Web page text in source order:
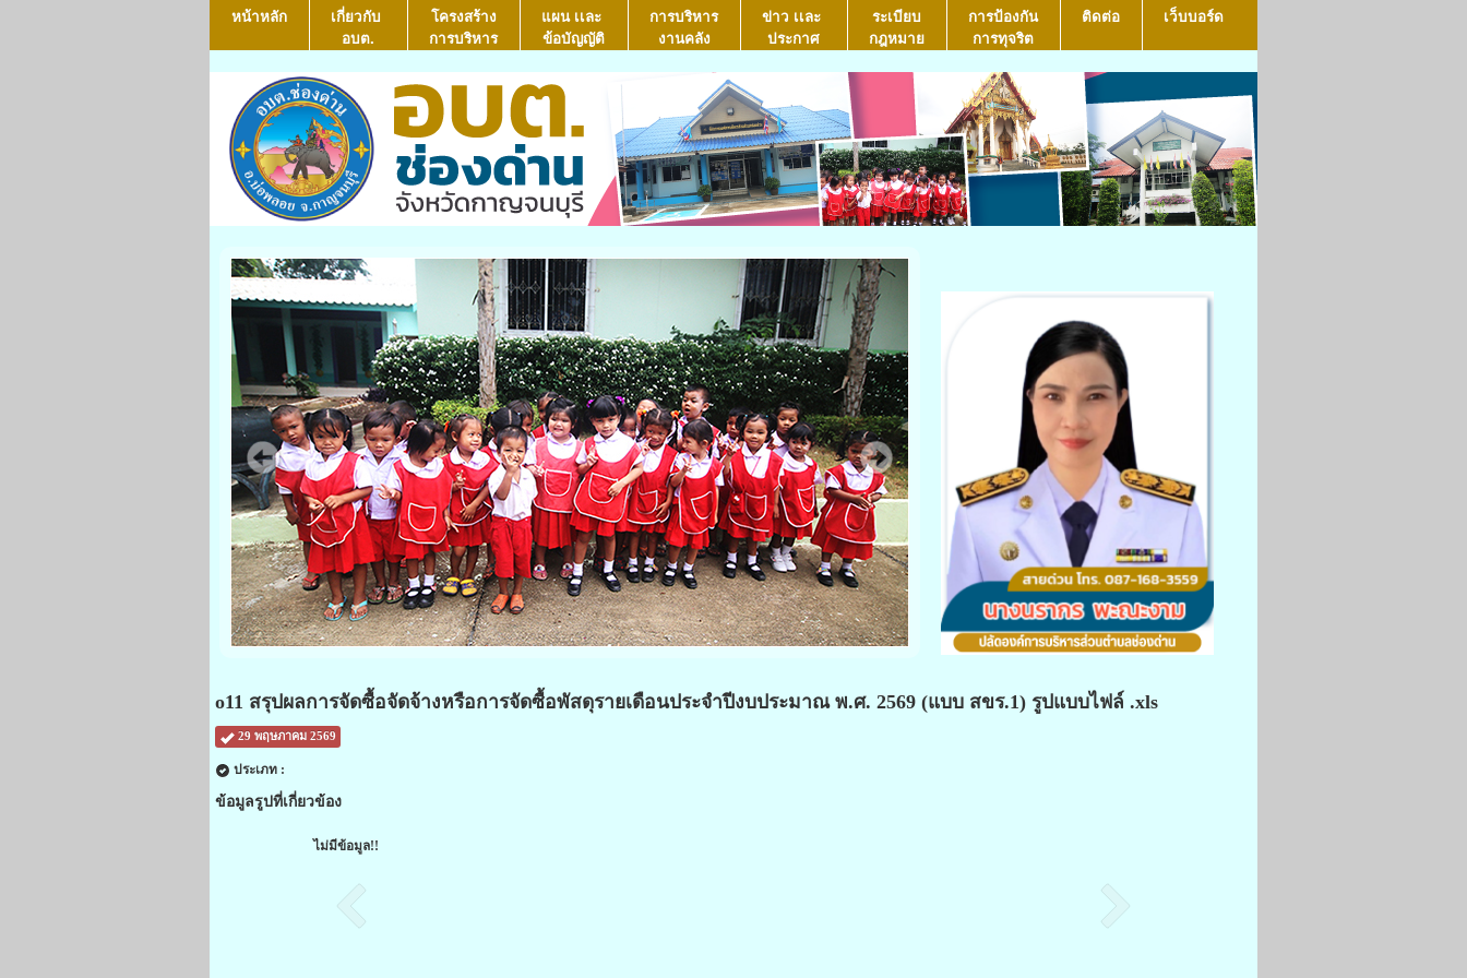
หน้าหลัก
เกี่ยวกับ
อบต.
โครงสร้าง
การบริหาร
แผน เเละ
ข้อบัญญัติ
การบริหาร
งานคลัง
ข่าว เเละ
ประกาศ
ระเบียบ
กฎหมาย
การป้องกัน
การทุจริต
ติดต่อ เว็บบอร์ด
o11 สรุปผลการจัดซื้อจัดจ้างหรือการจัดซื้อพัสดุรายเดือนประจำปีงบประมาณ พ.ศ. 2569 (แบบ สขร.1) รูปแบบไฟล์ .xls
29 พฤษภาคม 2569
ประเภท :
ข้อมูลรูปที่เกี่ยวข้อง
ไม่มีข้อมูล!!